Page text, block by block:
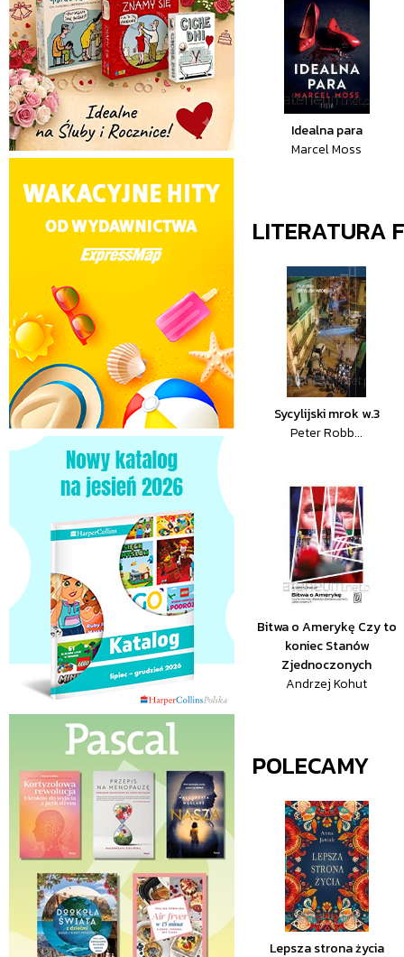
Idealna para
Marcel Moss
LITERATURA
Sycylijski mrok w.3
Peter Robb...
Bitwa o Amerykę Czy to
koniec Stanów
Zjednoczonych
Andrzej Kohut
POLECAMY
Lepsza strona życia